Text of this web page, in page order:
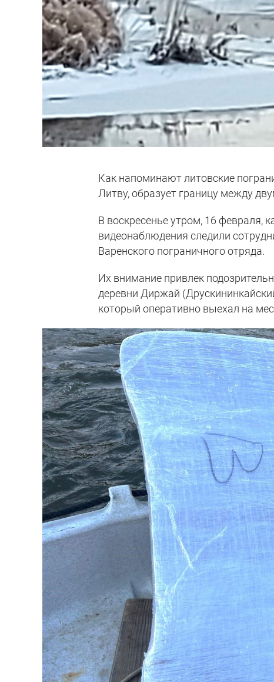
Как напоминают литовские
Литву, образует границу между
В воскресенье утром, 16 февраля,
видеонаблюдения следили
Варенского пограничного отряда.
Их внимание привлек
деревни Диржай
который оперативно выехал на